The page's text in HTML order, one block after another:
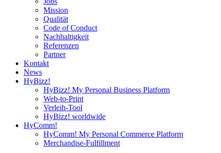
Mission
Qualität
Code of Conduct
Nachhaltigkeit
Referenzen
Partner
Kontakt
News
HyBizz!
HyBizz! My Personal Business Platform
Web-to-Print
Verleih-Tool
HyBizz! worldwide
HyComm!
HyComm! My Personal Commerce Platform
Merchandise-Fulfillment